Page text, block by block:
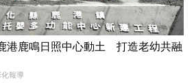
港鹿鳴日照中心動土 打造老幼共融
報導